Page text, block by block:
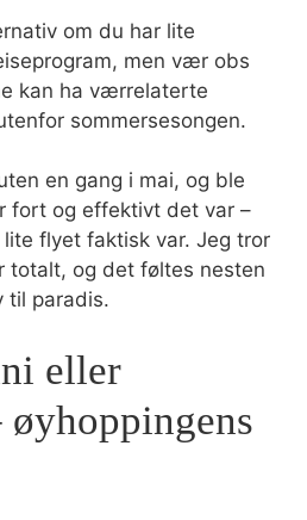
om du har lite
men vær obs
kan ha værrelaterte
sommersesongen.
en gang i mai, og ble
fort og effektivt det var –
flyet faktisk var. Jeg tror
totalt, og det føltes nesten
til paradis.
eller